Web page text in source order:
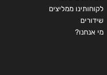
לקוחותינו ממליצים
שידורים
מי אנחנו?